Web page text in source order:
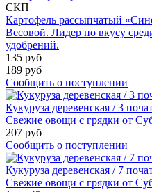
СКП
Картофель рассыпчатый
Весовой. Лидер по вкусу
удобрений.
135 руб
189 руб
Сообщить о поступлении
Кукуруза деревенская / 3
Свежие овощи с грядки от
207 руб
Сообщить о поступлении
Кукуруза деревенская / 7
Свежие овощи с грядки от